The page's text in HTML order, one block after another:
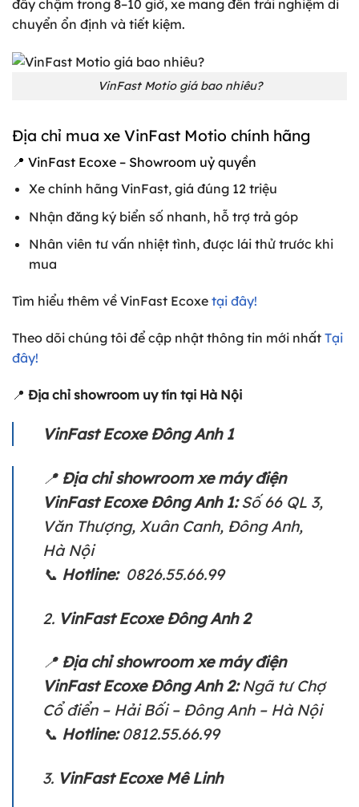
đầy chậm trong 8–10 giờ, xe mang đến trải nghiệm di
chuyển ổn định và tiết kiệm.
VinFast Motio giá bao nhiêu?
Địa chỉ mua xe VinFast Motio chính hãng
📍 VinFast Ecoxe – Showroom uỷ quyền
Xe chính hãng VinFast, giá đúng 12 triệu
Nhận đăng ký biển số nhanh, hỗ trợ trả góp
Nhân viên tư vấn nhiệt tình, được lái thử trước khi
mua
Tìm hiểu thêm về VinFast Ecoxe tại đây!
Theo dõi chúng tôi để cập nhật thông tin mới nhất Tại
đây!
📍 Địa chỉ showroom uy tín tại Hà Nội
VinFast Ecoxe Đông Anh 1
📍 Địa chỉ showroom xe máy điện
VinFast Ecoxe Đông Anh 1:Số 66 QL 3,
Văn Thượng, Xuân Canh, Đông Anh,
Hà Nội
📞 Hotline:0826.55.66.99
2. VinFast Ecoxe Đông Anh 2
📍 Địa chỉ showroom xe máy điện
VinFast Ecoxe Đông Anh 2:Ngã tư Chợ
Cổ điển – Hải Bối – Đông Anh – Hà Nội
📞 Hotline:0812.55.66.99
3. VinFast Ecoxe Mê Linh